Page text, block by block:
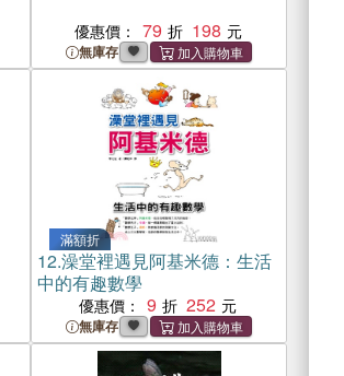
優惠價： 79 198
無庫存
滿額折
12.澡堂裡遇見阿基米德：生活
中的有趣數學
優惠價： 9 252
無庫存